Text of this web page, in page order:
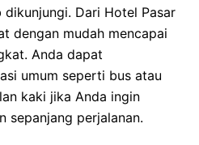
Dari Hotel Pasar
dengan mudah mencapai
Anda dapat
umum seperti bus atau
kaki jika Anda ingin
sepanjang perjalanan.